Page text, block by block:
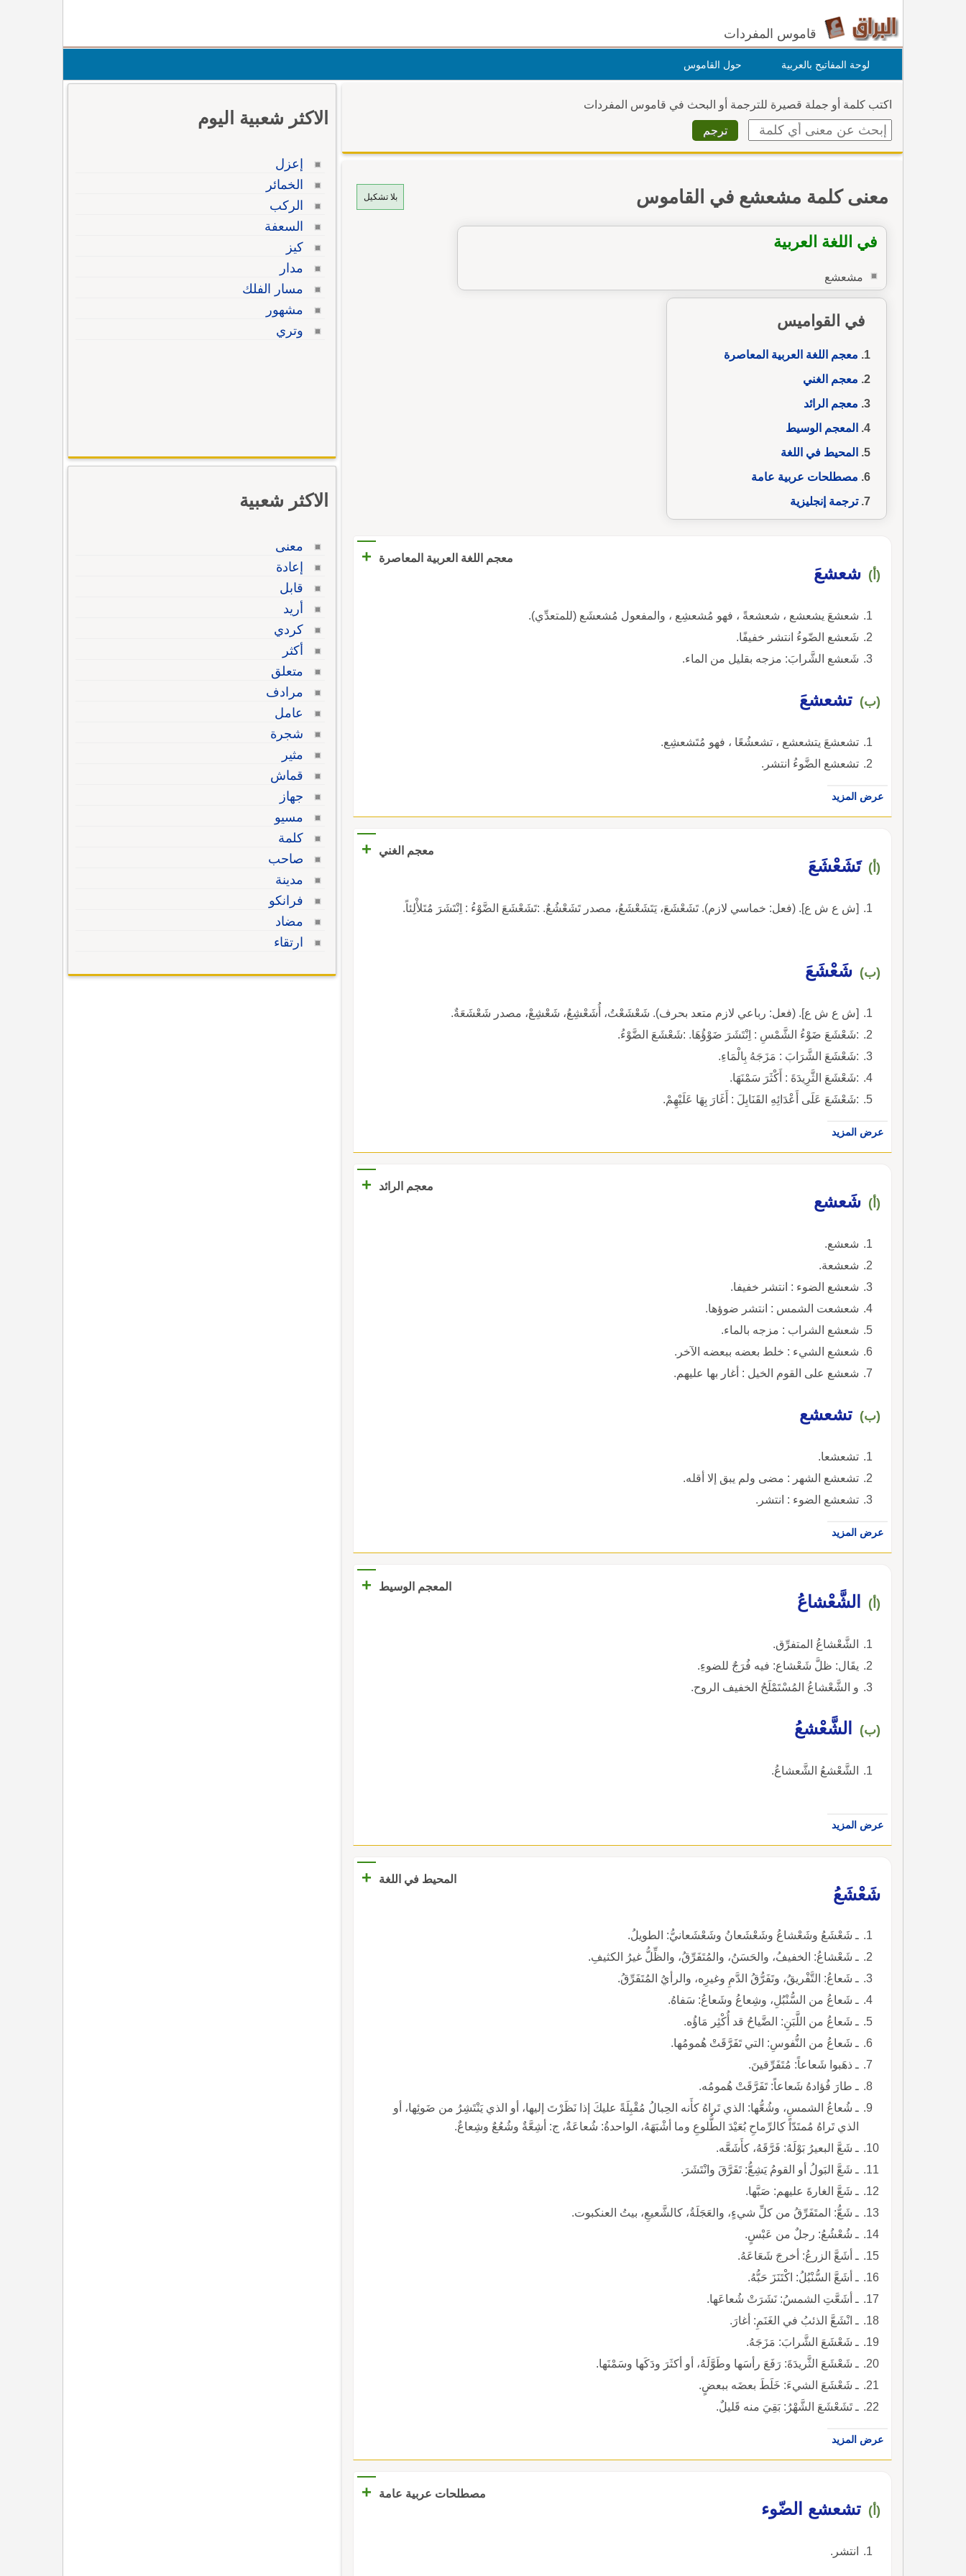
قاموس المفردات
لوحة المفاتيح بالعربية حول القاموس
اكتب كلمة أو جملة قصيرة للترجمة أو البحث في قاموس المفردات
بلا تشكيل معنى كلمة مشعشع في القاموس
في اللغة العربية
مشعشع
في القواميس
معجم اللغة العربية المعاصرة
معجم الغني
معجم الرائد
المعجم الوسيط
المحيط في اللغة
مصطلحات عربية عامة
ترجمة إنجليزية
معجم اللغة العربية المعاصرة +
(أ) شعشعَ
شعشعَ يشعشع ، شعشعةً ، فهو مُشعشِع ، والمفعول مُشعشَع (للمتعدِّي).
شَعشع الضّوءُ انتشر خفيفًا.
شَعشع الشَّرابَ: مزجه بقليل من الماء.
(ب) تشعشعَ
تشعشعَ يتشعشع ، تشعشُعًا ، فهو مُتَشعشِع.
تشعشع الضَّوءُ انتشر.
عرض المزيد
معجم الغني +
(أ) تَشَعْشَعَ
[ش ع ش ع]. (فعل: خماسي لازم). تَشَعْشَعَ، يَتَشَعْشَعُ، مصدر تَشَعْشُعٌ. :تَشَعْشَعَ الضَّوْءُ : اِنْتَشَرَ مُتَلأْلِئاً.
(ب) شَعْشَعَ
[ش ع ش ع]. (فعل: رباعي لازم متعد بحرف). شَعْشَعْتُ، أُشَعْشِعُ، شَعْشِعْ، مصدر شَعْشَعَةٌ.
:شَعْشَعَ ضَوْءُ الشَّمْسِ : اِنْتَشَرَ ضَوْؤُهَا. :شَعْشَعَ الضَّوْءُ.
:شَعْشَعَ الشَّرَابَ : مَزَجَهُ بِالْمَاءِ.
:شَعْشَعَ الثَّرِيدَةَ : أَكْثَرَ سَمْنَهَا.
:شَعْشَعَ عَلَى أَعْدَائِهِ القَنَابِلَ : أَغَارَ بِهَا عَلَيْهِمْ.
عرض المزيد
معجم الرائد +
(أ) شَعشع
شعشع.
شعشعة.
شعشع الضوء : انتشر خفيفا.
شعشعت الشمس : انتشر ضوؤها.
شعشع الشراب : مزجه بالماء.
شعشع الشيء : خلط بعضه ببعضه الآخر.
شعشع على القوم الخيل : أغار بها عليهم.
(ب) تشعشع
تشعشعا.
تشعشع الشهر : مضى ولم يبق إلا أقله.
تشعشع الضوء : انتشر.
عرض المزيد
المعجم الوسيط +
(أ) الشَّعْشاعُ
الشَّعْشاعُ المتفرِّق.
يقَال: ظلَّ شَعْشاع: فيه فُرَجٌ للضوءِ.
و الشَّعْشاعُ المُسْتَمْلَحُ الخفيف الروح.
(ب) الشَّعْشعُ
الشَّعْشعُ الشَّعشاعُ.
عرض المزيد
المحيط في اللغة
+
شَعْشَعُ
ـ شَعْشَعُ وشَعْشاعُ وشَعْشَعانُ وشَعْشَعانيُّ: الطويلُ.
ـ شَعْشاعُ: الخفيفُ، والحَسَنُ، والمُتَفَرِّقُ، والظِّلُّ غيرُ الكثيفِ.
ـ شَعاعُ: التَّفْريقُ، وتَفَرُّقُ الدَّمِ وغيرِه، والرأيُ المُتَفَرِّقُ.
ـ شَعاعُ من السُّنْبُلِ، وشِعاعُ وشَعاعُ: سَفاهُ.
ـ شَعاعُ من اللَّبَنِ: الضَّياحُ قد أُكْثِر مَاؤُه.
ـ شَعاعُ من النُّفوسِ: التي تَفَرَّقَتْ هُمومُها.
ـ ذهَبوا شَعاعاً: مُتَفَرِّقينَ.
ـ طارَ فُؤادهُ شَعاعاً: تَفَرَّقَتْ هُمومُه.
ـ شُعاعُ الشمسِ، وشُعُّها: الذي تَراهُ كأَنه الحِبالُ مُقْبِلَةً عليكَ إذا نَظَرْتَ إليها، أو الذي يَنْتَشِرُ من ضَوئِها، أو
الذي تَراهُ مُمتَدّاً كالرِّماحِ بُعَيْدَ الطُّلوعِ وما أشْبَهَهُ، الواحدةُ: شُعاعَةٌ، ج: أشِعَّةٌ وشُعُعٌ وشِعاعٌ.
ـ شَعَّ البعيرُ بَوْلَهُ: فَرَّقَهُ، كأَشَعَّه.
ـ شَعَّ البَولُ أو القومُ يَشِعُّ: تَفَرَّقَ وانْتَشَرَ.
ـ شَعَّ الغارةَ عليهم: صَبَّها.
ـ شَعُّ: المتَفَرِّقُ من كلِّ شيءٍ، والعَجَلَةُ، كالشَّعيعِ، بيتُ العنكبوت.
ـ شُعْشُعُ: رجلٌ من عَبْسٍ.
ـ أشَعَّ الزرعُ: أخرجَ شَعَاعَهُ.
ـ أشَعَّ السُّنْبُلُ: اكْتَنَزَ حَبُّهُ.
ـ أشَعَّتِ الشمسُ: نَشَرَتْ شُعاعَها.
ـ انْشَعَّ الذئبُ في الغَنَمِ: أغارَ.
ـ شَعْشَعَ الشَّرابَ: مَزَجَهُ.
ـ شَعْشَعَ الثَّريدَةَ: رَفَعَ رأسَها وطَوَّلَهُ، أو أكثَرَ ودَكَها وسَمْنَها.
ـ شَعْشَعَ الشيءَ: خَلَطَ بعضَه ببعضٍ.
ـ تَشَعْشَعَ الشَّهْرُ: بَقِيَ منه قَليلٌ.
عرض المزيد
مصطلحات عربية عامة +
(أ) تشعشع الضّوء
انتشر.
الاكثر شعبية اليوم
إعزل
الخمائر
الركب
السعفة
كيز
مدار
مسار الفلك
مشهور
وتري
الاكثر شعبية
معنى
إعادة
قابل
أريد
كردي
أكثر
متعلق
مرادف
عامل
شجرة
مثير
قماش
جهاز
مسيو
كلمة
صاحب
مدينة
فرانكو
مضاد
ارتقاء